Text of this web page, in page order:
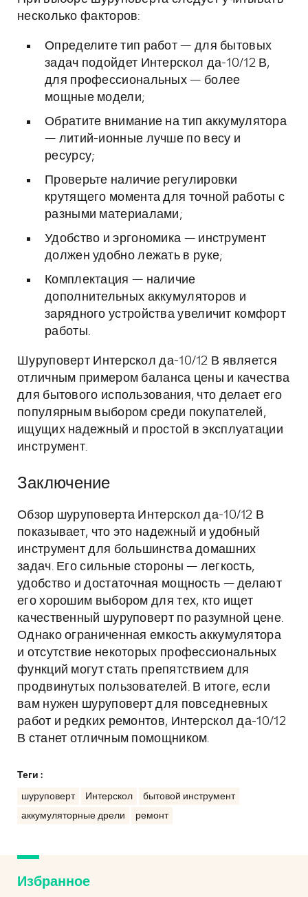
несколько факторов:
Определите тип работ — для бытовых
задач подойдет Интерскол да-10/12 В,
для профессиональных — более
мощные модели;
Обратите внимание на тип аккумулятора
— литий-ионные лучше по весу и
ресурсу;
Проверьте наличие регулировки
крутящего момента для точной работы с
разными материалами;
Удобство и эргономика — инструмент
должен удобно лежать в руке;
Комплектация — наличие
дополнительных аккумуляторов и
зарядного устройства увеличит комфорт
работы.
Шуруповерт Интерскол да-10/12 В является
отличным примером баланса цены и качества
для бытового использования, что делает его
популярным выбором среди покупателей,
ищущих надежный и простой в эксплуатации
инструмент.
Заключение
Обзор шуруповерта Интерскол да-10/12 В
показывает, что это надежный и удобный
инструмент для большинства домашних
задач. Его сильные стороны — легкость,
удобство и достаточная мощность — делают
его хорошим выбором для тех, кто ищет
качественный шуруповерт по разумной цене.
Однако ограниченная емкость аккумулятора
и отсутствие некоторых профессиональных
функций могут стать препятствием для
продвинутых пользователей. В итоге, если
вам нужен шуруповерт для повседневных
работ и редких ремонтов, Интерскол да-10/12
В станет отличным помощником.
Теги :
шуруповерт Интерскол
бытовой инструмент
аккумуляторные дрели
ремонт
Избранное